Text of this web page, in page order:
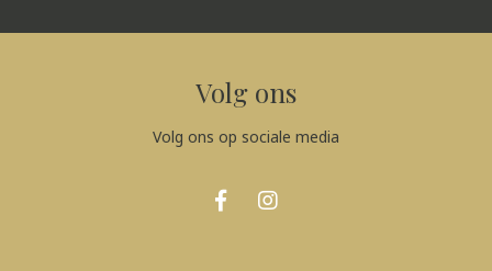
Volg ons
Volg ons op sociale media